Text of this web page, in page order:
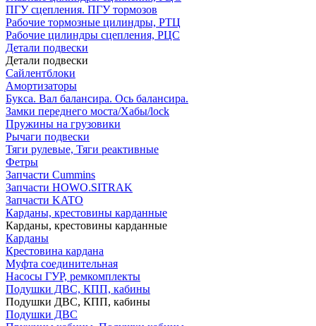
ПГУ сцепления. ПГУ тормозов
Рабочие тормозные цилиндры, РТЦ
Рабочие цилиндры сцепления, РЦС
Детали подвески
Детали подвески
Cайлентблоки
Амортизаторы
Букса. Вал балансира. Ось балансира.
Замки переднего моста/Хабы/lock
Пружины на грузовики
Рычаги подвески
Тяги рулевые, Тяги реактивные
Фетры
Запчасти Cummins
Запчасти HOWO.SITRAK
Запчасти KATO
Карданы, крестовины карданные
Карданы, крестовины карданные
Карданы
Крестовина кардана
Муфта соединительная
Насосы ГУР, ремкомплекты
Подушки ДВС, КПП, кабины
Подушки ДВС, КПП, кабины
Подушки ДВС